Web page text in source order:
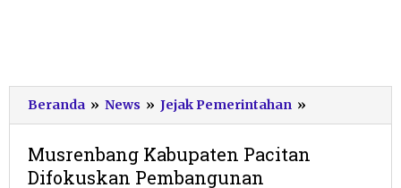
Beranda » News » Jejak Pemerintahan »
Kabupaten
Difokuskan
Musrenbang Kabupaten Pacitan
Difokuskan Pembangunan